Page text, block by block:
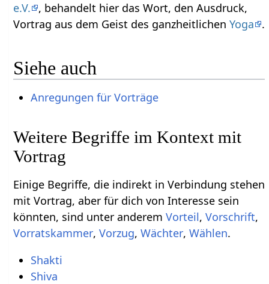
e.V.
, behandelt hier das Wort, den Ausdruck,
Vortrag‏‎ aus dem Geist des ganzheitlichenYoga .
Siehe auch
Anregungen für Vorträge
Weitere Begriffe im Kontext mit
Einige Begriffe, die indirekt in Verbindung stehen
mit Vortrag‏‎, aber für dich von Interesse sein
könnten, sind unter anderem
,
,
, , ,
.
Shakti
Shiva